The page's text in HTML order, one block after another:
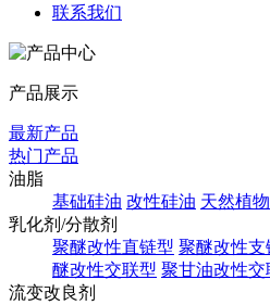
联系我们
产品展示
最新产品
热门产品
油脂
基础硅油 改性硅油 天然植
乳化剂/分散剂
聚醚改性直链型 聚醚改性支
醚改性交联型 聚甘油改性交
流变改良剂